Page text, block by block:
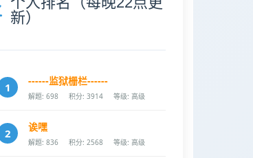
新）
1 ------监狱栅栏------
解题: 698 积分: 3914 等级: 高级
2 诶嘿
解题: 836 积分: 2568 等级: 高级